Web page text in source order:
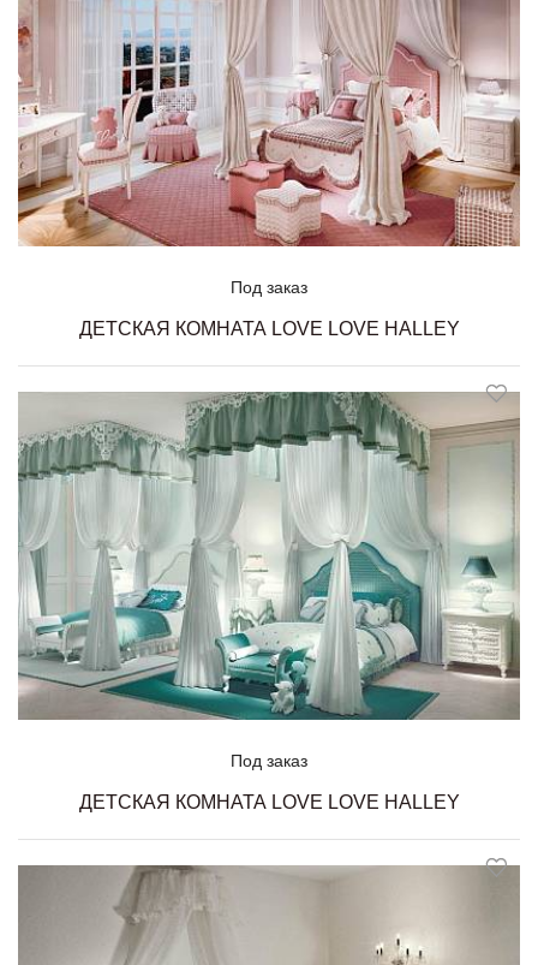
Под заказ
ДЕТСКАЯ КОМНАТА LOVE LOVE HALLEY
Под заказ
ДЕТСКАЯ КОМНАТА LOVE LOVE HALLEY